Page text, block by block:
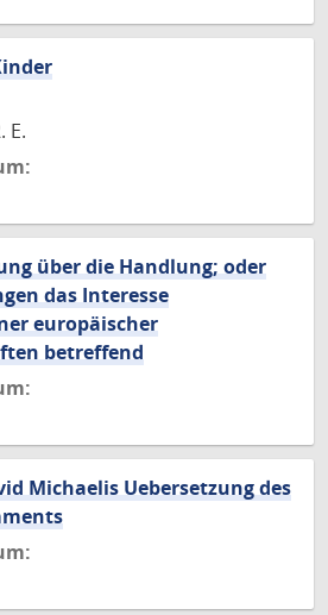
E.
über die Handlung; oder
das Interesse
europäischer
betreffend
Michaelis Uebersetzung des